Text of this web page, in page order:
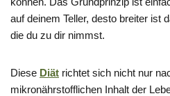
auf deinem Teller, desto breiter ist
die du zu dir nimmst.
Diese Diät richtet sich nicht nur
mikronährstofflichen Inhalt der